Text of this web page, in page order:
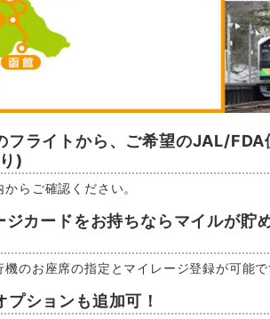
フライトから、ご希望のJAL/FDA
)
らご確認ください。
カードをお持ちならマイルが貯
のお座席の指定とマイレージ登録が可能で
プションも追加可！